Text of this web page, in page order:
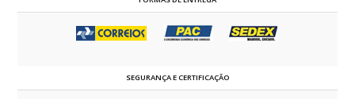
SEGURANÇA E CERTIFICAÇÃO